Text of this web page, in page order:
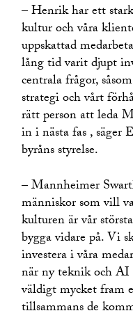
– Henrik har ett
kultur och våra
uppskattad
lång tid varit djupt
centrala frågor,
strategi och vårt
rätt person att leda
in i nästa fas , säger
byråns styrelse.
– Mannheimer
människor som vill
kulturen är vår
bygga vidare på. Vi
investera i våra
när ny teknik och AI
väldigt mycket fram
tillsammans de